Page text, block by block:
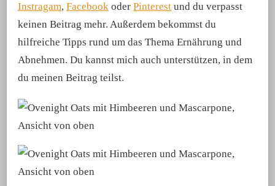
Instragam, Facebook oder Pinterest und du verpasst
keinen Beitrag mehr. Außerdem bekommst du
hilfreiche Tipps rund um das Thema Ernährung und
Abnehmen. Du kannst mich auch unterstützen, in dem
du meinen Beitrag teilst.